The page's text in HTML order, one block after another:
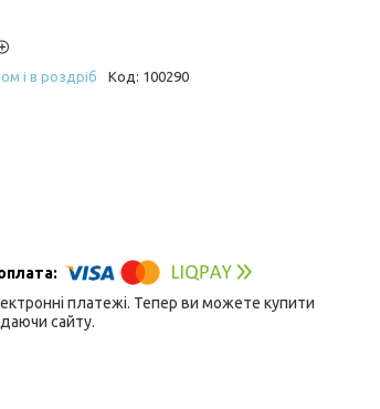
і в роздріб Код: 100290
платежі. Тепер ви можете купити
сайту.